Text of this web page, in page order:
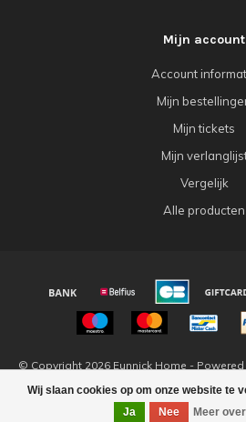
Wij slaan cookies op om onze website te
Ja
Nee Meer
Mijn account
Account
Mijn
Mijn tickets
Mijn
Vergelijk
Alle producten
© Copyright 2026 Eunnick Home -
designby